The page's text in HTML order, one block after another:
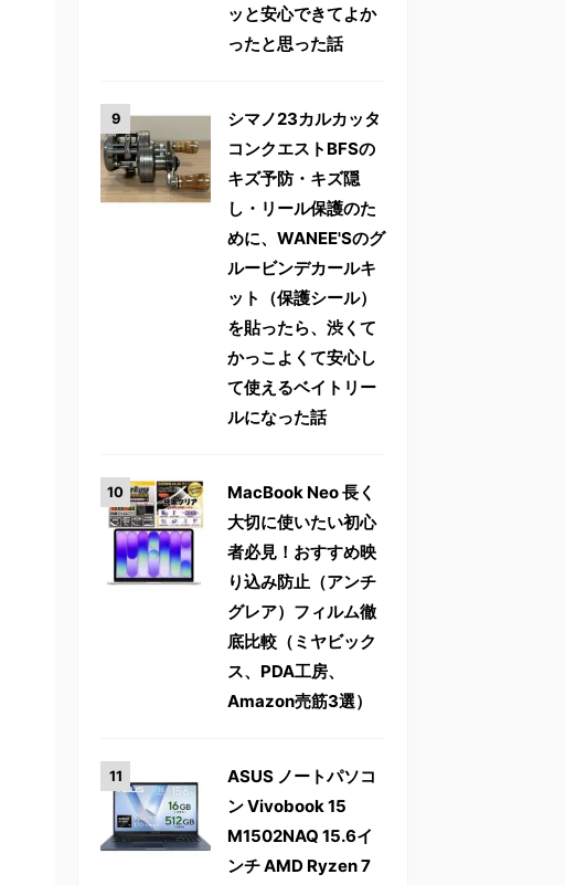
ッと安心できてよか
ったと思った話
シマノ23カルカッタ
コンクエストBFSの
キズ予防・キズ隠
し・リール保護のた
めに、WANEE'Sのグ
ルービンデカールキ
ット（保護シール）
を貼ったら、渋くて
かっこよくて安心し
て使えるベイトリー
ルになった話
MacBook Neo 長く
大切に使いたい初心
者必見！おすすめ映
り込み防止（アンチ
グレア）フィルム徹
底比較（ミヤビック
ス、PDA工房、
Amazon売筋3選）
ASUS ノートパソコ
ン Vivobook 15
M1502NAQ 15.6イ
ンチ AMD Ryzen 7